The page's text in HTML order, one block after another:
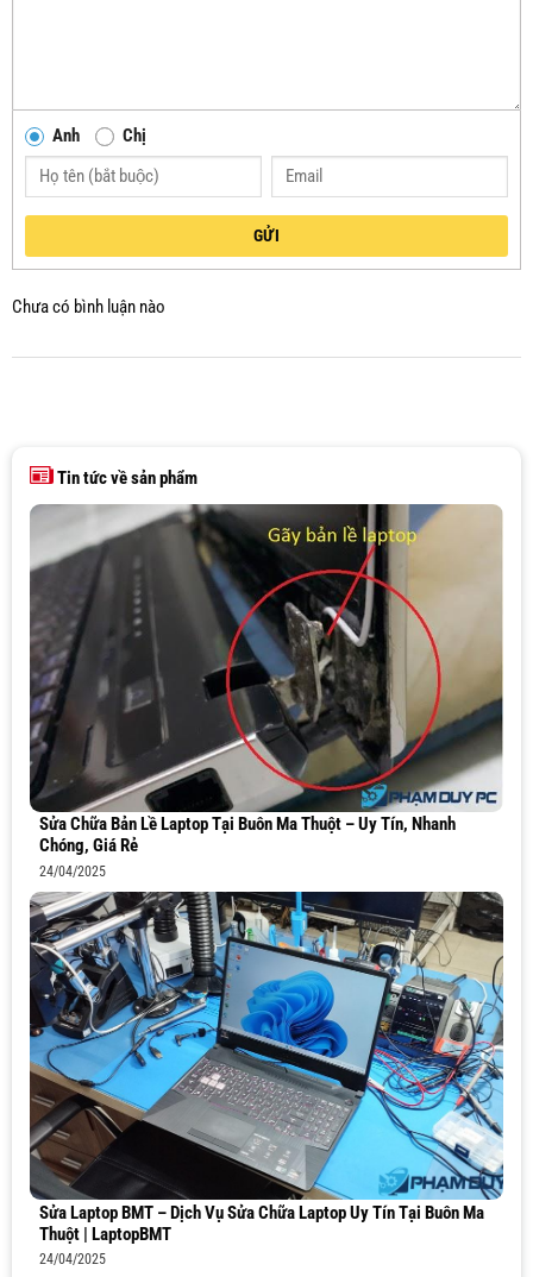
Anh Chị
GỬI
Chưa có bình luận nào
Tin tức về sản phẩm
Sửa Chữa Bản Lề Laptop Tại Buôn Ma Thuột – Uy Tín, Nhanh
Chóng, Giá Rẻ
24/04/2025
Sửa Laptop BMT – Dịch Vụ Sửa Chữa Laptop Uy Tín Tại Buôn Ma
Thuột | LaptopBMT
24/04/2025